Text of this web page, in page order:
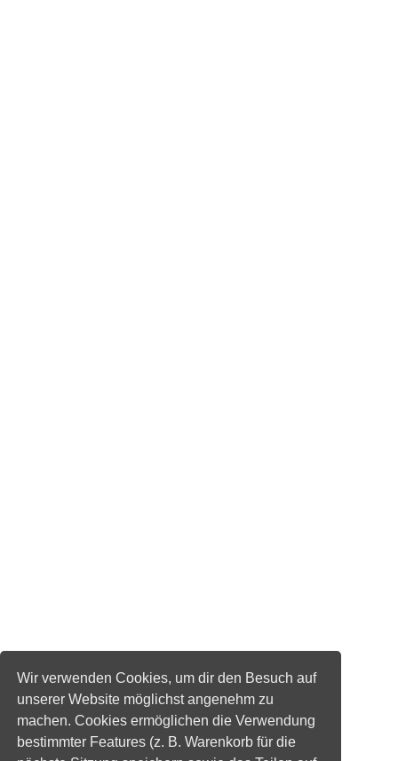
Wir verwenden Cookies, um dir den Besuch auf
unserer Website möglichst angenehm zu
machen. Cookies ermöglichen die Verwendung
bestimmter Features (z. B. Warenkorb für die